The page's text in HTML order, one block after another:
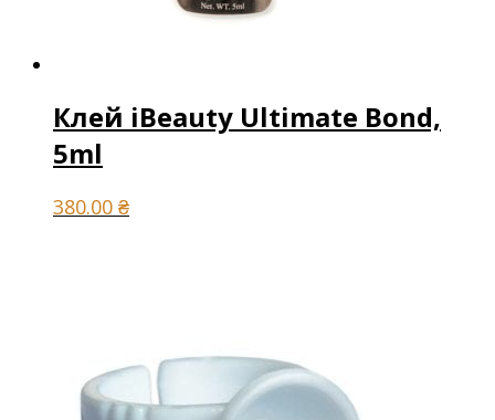
Клей iBeauty Ultimate Bond,
5ml
380.00 ₴